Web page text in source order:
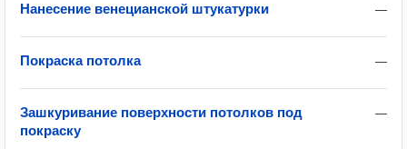
—
Нанесение венецианской штукатурки
—
Покраска потолка
—
Зашкуривание поверхности потолков под
покраску